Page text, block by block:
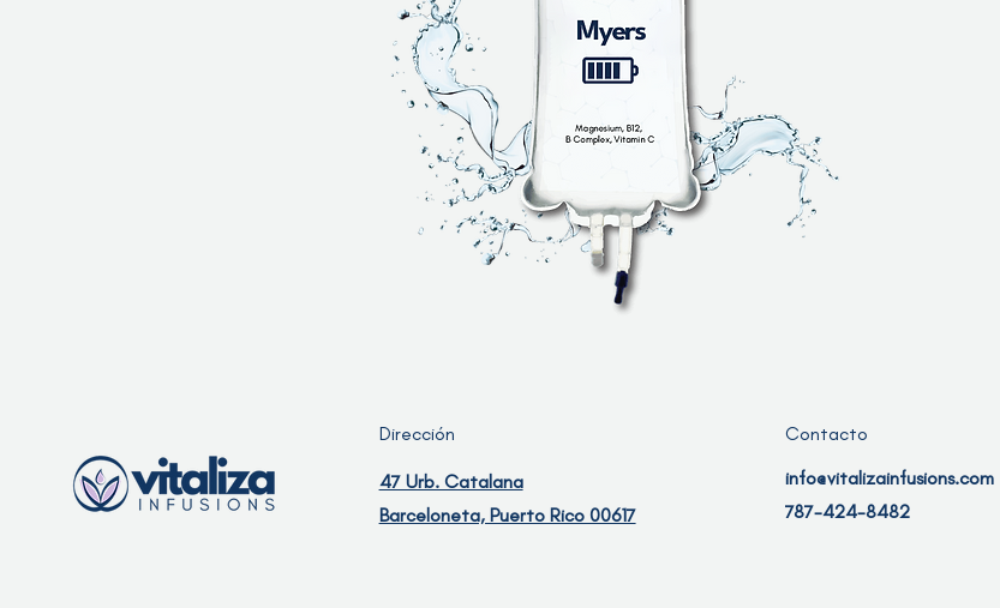
Dirección
47 Urb. Catalana
Barceloneta, Puerto Rico 00617
Contacto
info@vitalizainfusions.com
787-424-8482